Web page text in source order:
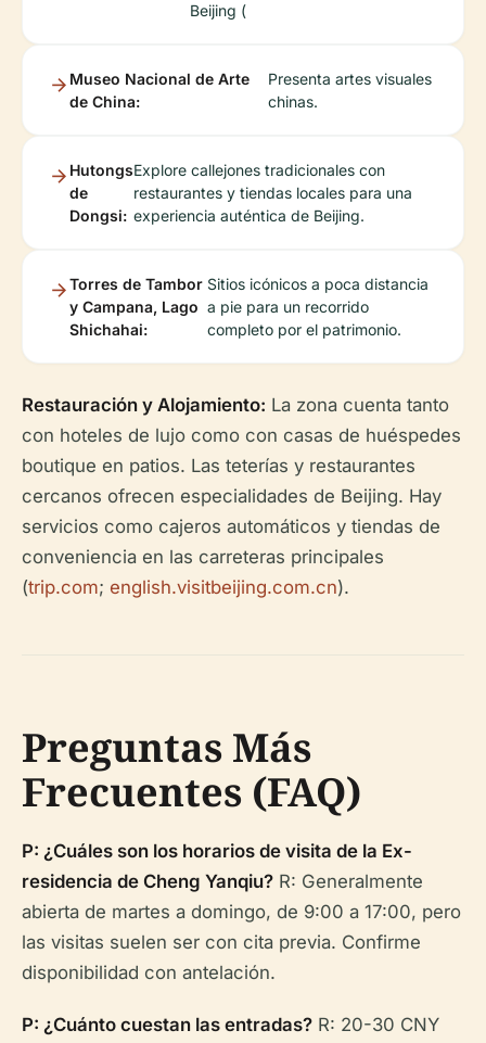
Beijing (
Museo Nacional de Arte
de China:
Presenta artes visuales
chinas.
Hutongs
de
Dongsi:
Explore callejones tradicionales con
restaurantes y tiendas locales para una
experiencia auténtica de Beijing.
Torres de Tambor
y Campana, Lago
Shichahai:
Sitios icónicos a poca distancia
a pie para un recorrido
completo por el patrimonio.
Restauración y Alojamiento: La zona cuenta tanto
con hoteles de lujo como con casas de huéspedes
boutique en patios. Las teterías y restaurantes
cercanos ofrecen especialidades de Beijing. Hay
servicios como cajeros automáticos y tiendas de
conveniencia en las carreteras principales
(trip.com; english.visitbeijing.com.cn).
Preguntas Más
Frecuentes (FAQ)
P: ¿Cuáles son los horarios de visita de la Ex-
residencia de Cheng Yanqiu? R: Generalmente
abierta de martes a domingo, de 9:00 a 17:00, pero
las visitas suelen ser con cita previa. Confirme
disponibilidad con antelación.
P: ¿Cuánto cuestan las entradas? R: 20-30 CNY